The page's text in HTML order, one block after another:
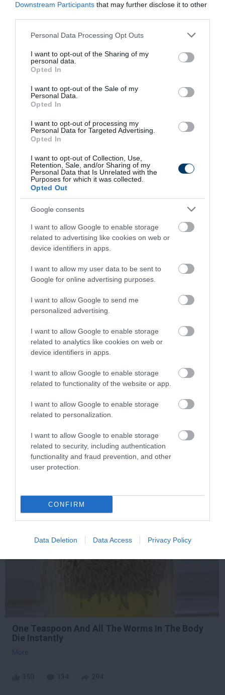
Downstream Participants that may further disclose it to other
Please note that this website/app uses one or more Google
not limited to your visit or usage behaviour. You may click to
grant or deny consent to Google and its third-party tags to
use your data for below specified purposes in below Google
consent section.
Personal Data Processing Opt Outs
I want to opt-out of the Sharing of my
personal data.
Opted In
I want to opt-out of the Sale of my
Personal Data.
Opted In
I want to opt-out of processing my
Personal Data for Targeted Advertising.
Opted In
I want to opt-out of Collection, Use,
Retention, Sale, and/or Sharing of my
Personal Data that Is Unrelated with the
Purposes for which it was collected.
Opted Out
Google consents
I want to allow Google to enable storage
related to advertising like cookies on web or
device identifiers in apps.
I want to allow my user data to be sent to
Google for online advertising purposes.
I want to allow Google to send me
personalized advertising.
I want to allow Google to enable storage
related to analytics like cookies on web or
device identifiers in apps.
I want to allow Google to enable storage
related to functionality of the website or app.
I want to allow Google to enable storage
related to personalization.
I want to allow Google to enable storage
related to security, including authentication
functionality and fraud prevention, and other
user protection.
CONFIRM
Data Deletion Data Access Privacy Policy
This Simple Trick Removes All Parasites From
214 36
6 h 1 min
Fungus Dries Up And Falls Off After The First
433 48 123
6 h 41 min
Cause Parasites
6 h 44 min
One Teaspoon And All The Worms In The Body
Die Instantly
More